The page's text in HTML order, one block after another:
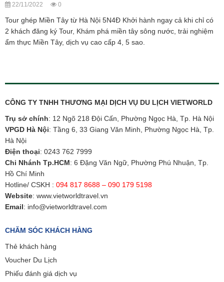
22/11/2022 0
Tour ghép Miền Tây từ Hà Nội 5N4Đ Khởi hành ngay cả khi chỉ có
2 khách đăng ký Tour, Khám phá miền tây sông nước, trải nghiệm
ẩm thực Miền Tây, dịch vụ cao cấp 4, 5 sao.
CÔNG TY TNHH THƯƠNG MẠI DỊCH VỤ DU LỊCH VIETWORLD
Trụ sở chính: 12 Ngõ 218 Đội Cấn, Phường Ngọc Hà, Tp. Hà Nội
VPGD Hà Nội: Tầng 6, 33 Giang Văn Minh, Phường Ngọc Hà, Tp.
Hà Nội
Điện thoại: 0243 762 7999
Chi Nhánh Tp.HCM: 6 Đặng Văn Ngữ, Phường Phú Nhuận, Tp.
Hồ Chí Minh
Hotline/ CSKH : 094 817 8688 – 090 179 5198
Website: www.vietworldtravel.vn
Email: info@vietworldtravel.com
CHĂM SÓC KHÁCH HÀNG
Thẻ khách hàng
Voucher Du Lịch
Phiếu đánh giá dịch vụ